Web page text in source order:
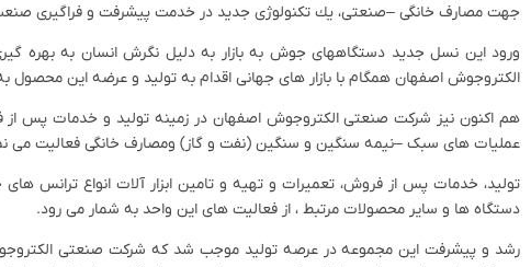
جهت مصارف خانگی –صنعتی، يك تكنولوژى جديد در خدمت پيشرفت و فراگيرى صنعت
ورود این نسل جدید دستگاههای جوش به بازار به دلیل نگرش انسان به بهره
الکتروجوش اصفهان همگام با بازار های جهانی اقدام به تولید و عرضه این محصول به
هم اکنون نیز شرکت صنعتی الکتروجوش اصفهان در زمینه تولید و خدمات پس از
عملیات های سبک –نیمه سنگین و سنگین (نفت و گاز) ومصارف خانگی فعالیت می
دستگاه ها و سایر محصولات مرتبط ، از فعالیت های این واحد به شمار می رود.